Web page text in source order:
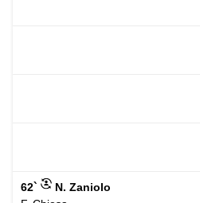
62`
N. Zaniolo